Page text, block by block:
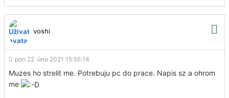
voshi
pon 22. úno 2021 15:55:14
Muzes ho strelit me. Potrebuju pc do prace. Napis sz a ohrom
me